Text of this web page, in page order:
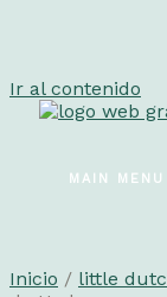
Ir al contenido
MAIN MENU
Inicio / little